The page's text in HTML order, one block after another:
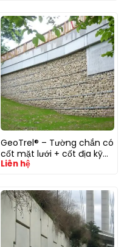
GeoTrel® – Tường chắn có
cốt mặt lưới + cốt địa kỹ
thuật
Liên hệ